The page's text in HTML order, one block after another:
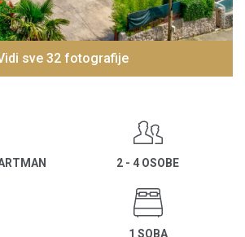
sve 32 fotografije
2 - 4 OSOBE
1 SOBA